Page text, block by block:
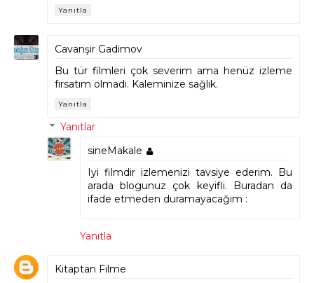
Yanıtla
Cavanşir Gadimov
Bu tür filmleri çok severim ama henüz izleme
fırsatım olmadı. Kaleminize sağlık.
Yanıtla
Yanıtlar
sineMakale
Iyi filmdir izlemenizi tavsiye ederim. Bu
arada blogunuz çok keyifli. Buradan da
ifade etmeden duramayacağım :
Yanıtla
Kitaptan Filme